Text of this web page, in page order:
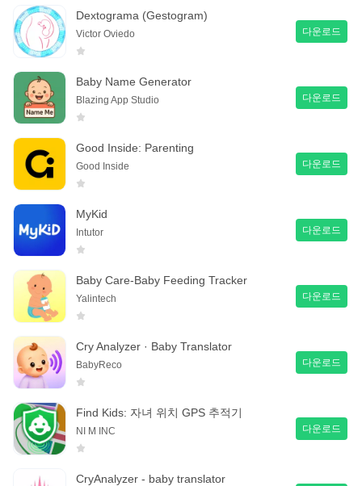
Dextograma (Gestogram)
Victor Oviedo 다운로드
Baby Name Generator
Blazing App Studio 다운로드
Good Inside: Parenting
Good Inside 다운로드
MyKid
Intutor 다운로드
Baby Care-Baby Feeding Tracker
Yalintech 다운로드
Cry Analyzer · Baby Translator
BabyReco 다운로드
Find Kids: 자녀 위치 GPS 추적기
NI M INC 다운로드
CryAnalyzer - baby translator